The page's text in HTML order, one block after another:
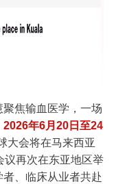
焦输血医学，一场
2026年6月20日至24
大会将在马来西亚
议再次在东亚地区举
、临床从业者共赴